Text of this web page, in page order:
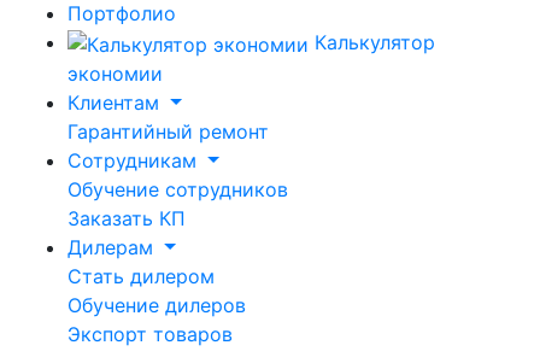
Портфолио
Калькулятор
экономии
Клиентам
Гарантийный ремонт
Сотрудникам
Обучение сотрудников
Заказать КП
Дилерам
Стать дилером
Обучение дилеров
Экспорт товаров